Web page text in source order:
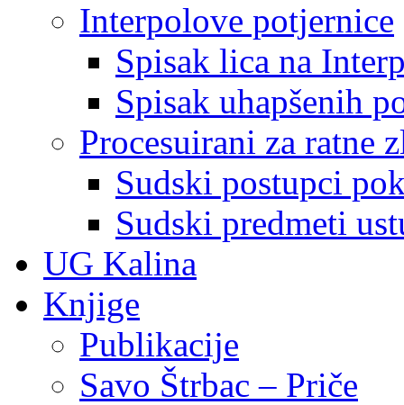
Interpolove potjernice
Spisak lica na
Spisak uhapšenih
Procesuirani za ratne
Sudski postupci
Sudski predmeti
UG Kalina
Knjige
Publikacije
Savo Štrbac – Priče